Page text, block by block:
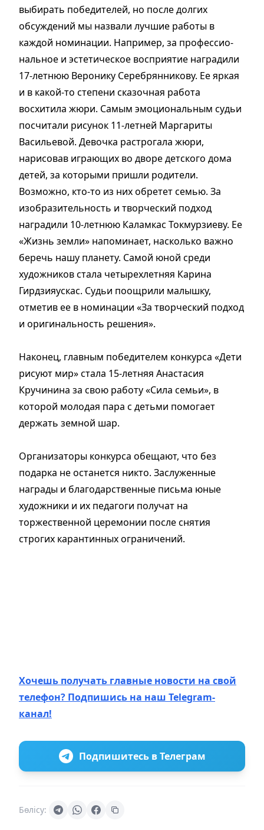
выбирать победителей, но после долгих
обсуждений мы назвали лучшие работы в
каждой номинации. Например, за профессио­
нальное и эстетическое восприятие наградили
17-летнюю Веронику Серебрянникову. Ее яркая
и в какой-то степени сказочная работа
восхитила жюри. Самым эмоциональным судьи
посчитали рисунок 11-летней Маргариты
Васильевой. Девочка растрогала жюри,
нарисовав играющих во дворе детского дома
детей, за которыми пришли родители.
Возможно, кто-то из них обретет семью. За
изобразительность и творческий подход
наградили 10-летнюю Каламкас Токмурзиеву. Ее
«Жизнь земли» напоминает, насколько важно
беречь нашу планету. Самой юной среди
художников стала четырехлетняя Карина
Гирдзияускас. Судьи поощрили малышку,
отметив ее в номинации «За творческий подход
и оригинальность решения».
Наконец, главным победителем конкурса «Дети
рисуют мир» стала 15-летняя Анастасия
Кручинина за свою работу «Сила семьи», в
которой молодая пара с детьми помогает
держать земной шар.
Организаторы конкурса обещают, что без
подарка не останется никто. Заслуженные
награды и благодарственные письма юные
художники и их педагоги получат на
торжественной церемонии после снятия
строгих карантинных ограничений.
Хочешь получать главные новости на свой
телефон? Подпишись на наш Telegram-
канал!
Подпишитесь в Телеграм
Бөлісу: